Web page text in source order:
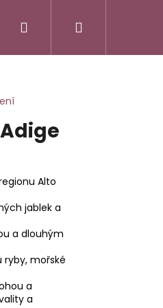
Přihlášení
Alto
jablek a
a dlouhým
ryby, mořské
a
a